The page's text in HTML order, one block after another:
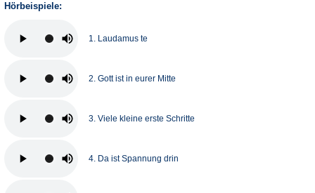
Hörbeispiele:
1. Laudamus te
2. Gott ist in eurer Mitte
3. Viele kleine erste Schritte
4. Da ist Spannung drin